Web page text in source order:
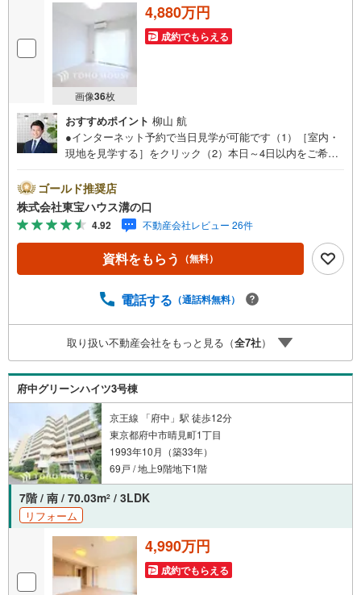
画像36枚
4,880万円
成約でもらえる
おすすめポイント 柳山 航
●インターネット予約で当日見学が可能です（1）［室内・
現地を見学する］をクリック（2）本日～4日以内をご希望
い！●10:00～21:00はお電話でのお問い合わせがスムーズで
す。【Yahoo！ 不動産キャンペーン対象店舗】当店で物件
を成約するとPayPayポイントがもらえる「Yahoo！不動産
物件ご成約キャンペーン」の対象になります。「資料をも
らう」「見学予約をする」ボタンからお問い合わせくださ
い。※必ずYahoo！ JAPAN IDでログインしてください。※P
客様からのお言葉に感謝してこれからも楽しく素敵なお家
らまずは、お気軽に東宝ハウス溝の口に相談してみません
か？何も決まっていなくて大丈夫！まずはお客様の夢をお
聞かせ下さい！未来の「不安」を「安心」に変える「未来
カレンダー」もご来店時に好評です。スタッフ一同いつで
もお客様のお問合せをお待ちしております。
ゴールド推奨店
株式会社東宝ハウス溝の口
4.92 不動産会社レビュー 26件
資料をもらう （無料）
電話する （通話料無料）
取り扱い不動産会社をもっと見る（全7社）
府中グリーンハイツ3号棟
京王線 「府中」駅 徒歩12分
東京都府中市晴見町1丁目
1993年10月（築33年）
69戸 / 地上9階地下1階
7階 / 南 / 70.03m2 / 3LDK
リフォーム
4,990万円
成約でもらえる